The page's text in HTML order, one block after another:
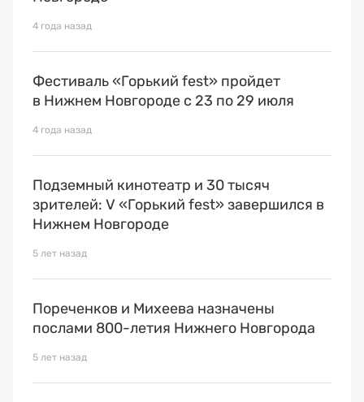
4 года назад
Фестиваль «Горький fest» пройдет
в Нижнем Новгороде с 23 по 29 июля
4 года назад
Подземный кинотеатр и 30 тысяч
зрителей: V «Горький fest» завершился в
Нижнем Новгороде
5 лет назад
Пореченков и Михеева назначены
послами 800-летия Нижнего Новгорода
5 лет назад